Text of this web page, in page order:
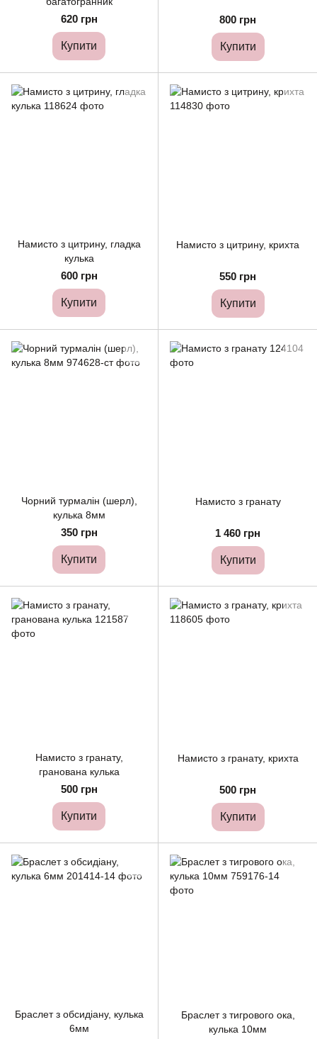
620 грн
Купити
800 грн
Купити
Намисто з цитрину, гладка
кулька
600 грн
Купити
Намисто з цитрину, крихта
550 грн
Купити
Чорний турмалін (шерл),
кулька 8мм
350 грн
Купити
Намисто з гранату
1 460 грн
Купити
Намисто з гранату,
гранована кулька
500 грн
Купити
Намисто з гранату, крихта
500 грн
Купити
Браслет з обсидіану, кулька
6мм
Браслет з тигрового ока,
кулька 10мм